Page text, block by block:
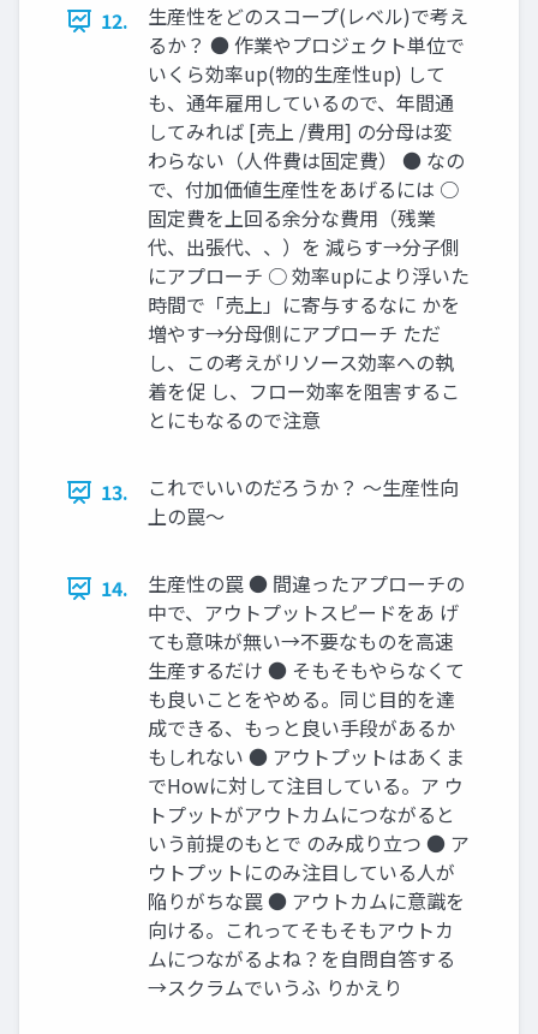
12.
生産性をどのスコープ(レベル)で考え
るか？ ● 作業やプロジェクト単位で
いくら効率up(物的生産性up) して
も、通年雇用しているので、年間通
してみれば [売上 /費用] の分母は変
わらない（人件費は固定費） ● なの
で、付加価値生産性をあげるには ○
固定費を上回る余分な費用（残業
代、出張代、、）を 減らす→分子側
にアプローチ ○ 効率upにより浮いた
時間で「売上」に寄与するなに かを
増やす→分母側にアプローチ ただ
し、この考えがリソース効率への執
着を促 し、フロー効率を阻害するこ
とにもなるので注意
13.
これでいいのだろうか？ 〜生産性向
上の罠〜
14.
生産性の罠 ● 間違ったアプローチの
中で、アウトプットスピードをあ げ
ても意味が無い→不要なものを高速
生産するだけ ● そもそもやらなくて
も良いことをやめる。同じ目的を達
成できる、もっと良い手段があるか
もしれない ● アウトプットはあくま
でHowに対して注目している。ア ウ
トプットがアウトカムにつながると
いう前提のもとで のみ成り立つ ● ア
ウトプットにのみ注目している人が
陥りがちな罠 ● アウトカムに意識を
向ける。これってそもそもアウトカ
ムにつながるよね？を自問自答する
→スクラムでいうふ りかえり